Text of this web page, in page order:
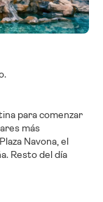
para comenzar
más
Navona, el
Resto del día